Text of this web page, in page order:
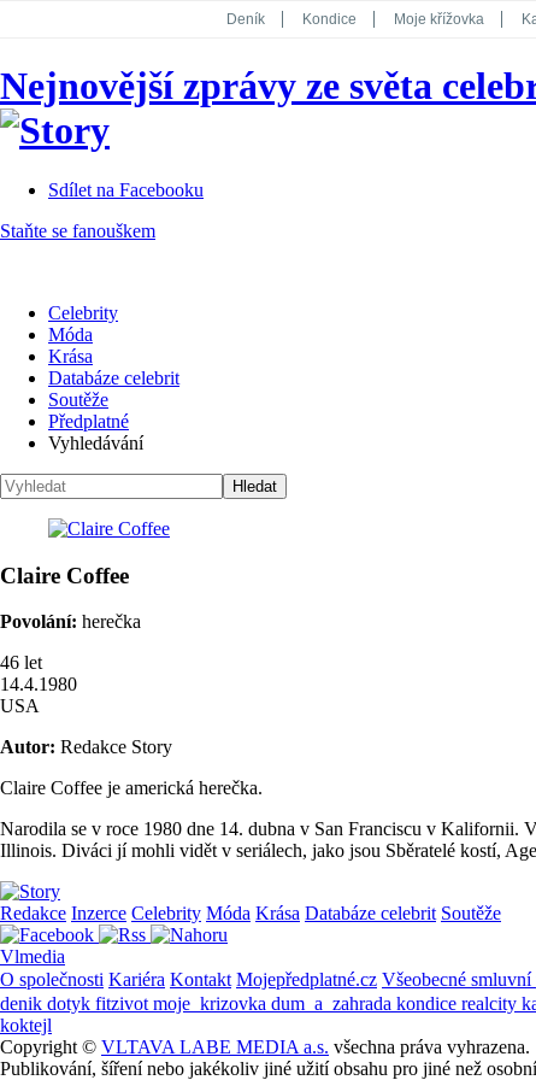
Deník Kondice Moje křížovka
Koktejl
Nejnovější zprávy ze světa
Sdílet na Facebooku
Staňte se fanouškem
Celebrity
Móda
Krása
Databáze celebrit
Soutěže
Předplatné
Vyhledávání
Claire Coffee
Povolání: herečka
46 let
14.4.1980
USA
Autor: Redakce Story
Claire Coffee je americká herečka.
Narodila se v roce 1980 dne 14. dubna v San Franciscu v
Illinois. Diváci jí mohli vidět v seriálech, jako jsou Sběratelé kostí,
Redakce Inzerce Celebrity Móda Krása Databáze celebrit Soutěže
Vlmedia
O společnosti Kariéra Kontakt Mojepředplatné.cz Všeobecné
denik dotyk fitzivot moje_krizovka dum_a_zahrada kondice realcity
koktejl
Copyright © VLTAVA LABE MEDIA a.s. všechna práva vyhrazena.
Publikování, šíření nebo jakékoliv jiné užití obsahu pro jiné než